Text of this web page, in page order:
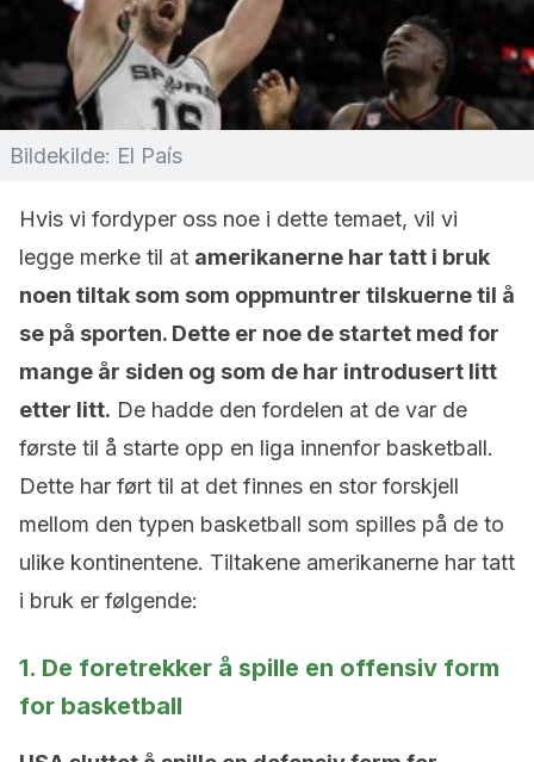
Bildekilde: El País
Hvis vi fordyper oss noe i dette temaet, vil vi
legge merke til at amerikanerne har tatt i bruk
noen tiltak som som oppmuntrer tilskuerne til å
se på sporten. Dette er noe de startet med for
mange år siden og som de har introdusert litt
etter litt. De hadde den fordelen at de var de
første til å starte opp en liga innenfor basketball.
Dette har ført til at det finnes en stor forskjell
mellom den typen basketball som spilles på de to
ulike kontinentene. Tiltakene amerikanerne har tatt
i bruk er følgende:
1. De foretrekker å spille en offensiv form
for basketball